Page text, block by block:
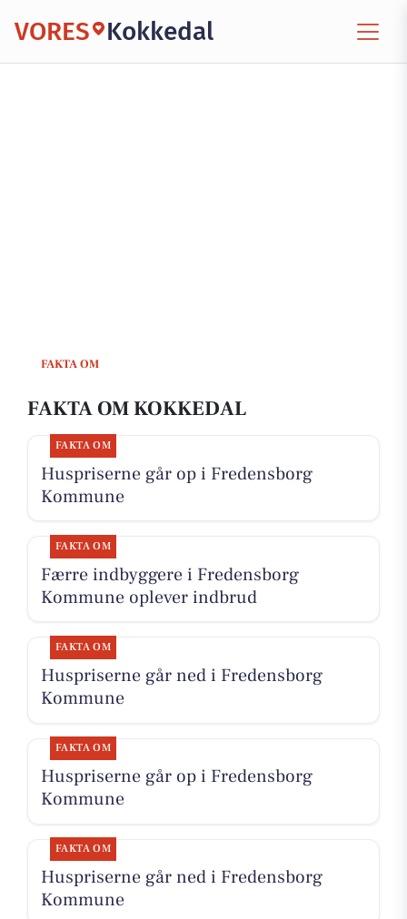
VORES Kokkedal
FAKTA OM
FAKTA OM KOKKEDAL
FAKTA OM
Huspriserne går op i Fredensborg
Kommune
FAKTA OM
Færre indbyggere i Fredensborg
Kommune oplever indbrud
FAKTA OM
Huspriserne går ned i Fredensborg
Kommune
FAKTA OM
Huspriserne går op i Fredensborg
Kommune
FAKTA OM
Huspriserne går ned i Fredensborg
Kommune